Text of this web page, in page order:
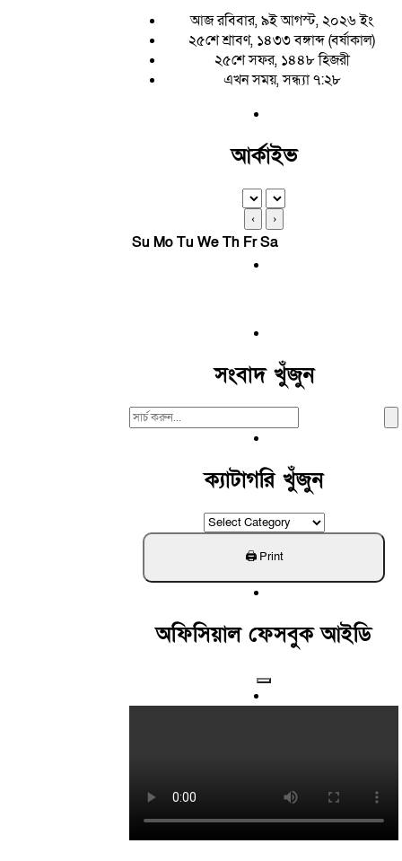
আজ রবিবার, ৯ই আগস্ট, ২০২৬ ইং
২৫শে শ্রাবণ, ১৪৩৩ বঙ্গাব্দ (বর্ষাকাল)
২৫শে সফর, ১৪৪৮ হিজরী
এখন সময়, সন্ধ্যা ৭:২৮
আর্কাইভ
‹ ›
Su MoTu WeTh FrSa
সংবাদ খুঁজুন
Search
ক্যাটাগরি খুঁজুন
ক্যাটাগরি
খুঁজুন
অফিসিয়াল ফেসবুক আইডি